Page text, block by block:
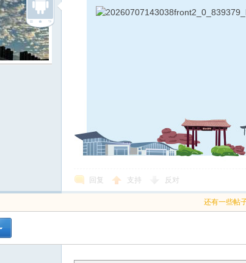
回复 支持 反对
还有一些帖